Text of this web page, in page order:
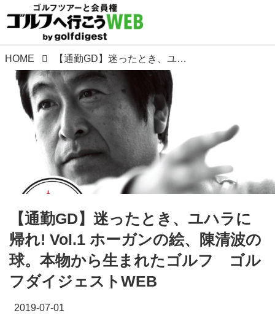
HOME 【通勤GD】迷ったとき、ユハラに帰れ! Vol.1 ホーガンの絵、陳清波の球。本物から生まれたゴルフ ゴルフダイジェストWEB
【通勤GD】迷ったとき、ユハラに
帰れ! Vol.1 ホーガンの絵、陳清波の
球。本物から生まれたゴルフ ゴル
フダイジェストWEB
2019-07-01